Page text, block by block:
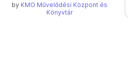
by KMO Művelődési Központ és
Könyvtár